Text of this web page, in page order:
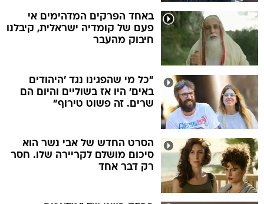
באחד הפרקים המדהימים אי
פעם של קומדיה ישראלית, קיבלנו
חיבוק מהעבר
"כל מי שהפגינו נגד 'היהודים
באים' היו אז בשוליים והיום הם
שרים. זה פשוט טירוף"
הסרט החדש של אבי נשר הוא
סיכום מושלם לקריירה שלו. חסר
רק דבר אחד